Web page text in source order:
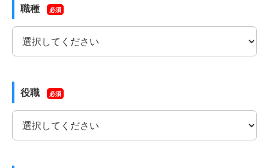
職種 必須
役職 必須